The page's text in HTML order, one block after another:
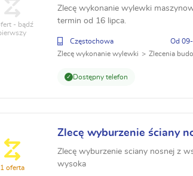
Częstochowie
Zlecę wykonanie wylewki
termin od 16 lipca.
Częstochowa
Zlecę wykonanie wylewki
Zlecenia
Dostępny telefon
- bądź
Zlecę wyburzenie ściany
Zlecę wyburzenie sciany nosnej z
wysoka
1 oferta